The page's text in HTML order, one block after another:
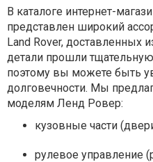
В каталоге интернет-
представлен широкий
Land Rover, доставленных
детали прошли
поэтому вы можете быть
долговечности. Мы
моделям Ленд Ровер:
кузовные части
рулевое управление